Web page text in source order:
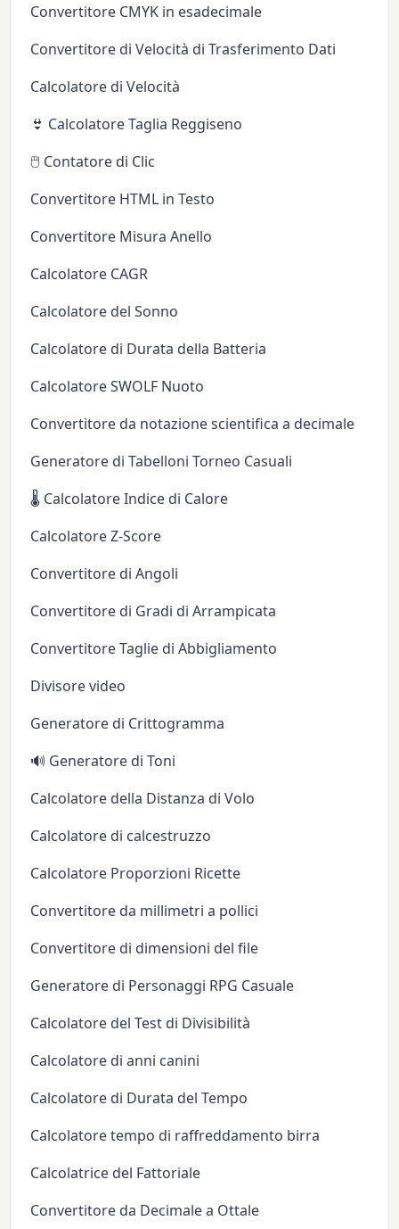
Convertitore CMYK in esadecimale
Convertitore di Velocità di Trasferimento Dati
Calcolatore di Velocità
👙 Calcolatore Taglia Reggiseno
🖱️ Contatore di Clic
Convertitore HTML in Testo
Convertitore Misura Anello
Calcolatore CAGR
Calcolatore del Sonno
Calcolatore di Durata della Batteria
Calcolatore SWOLF Nuoto
Convertitore da notazione scientifica a decimale
Generatore di Tabelloni Torneo Casuali
🌡️ Calcolatore Indice di Calore
Calcolatore Z-Score
Convertitore di Angoli
Convertitore di Gradi di Arrampicata
Convertitore Taglie di Abbigliamento
Divisore video
Generatore di Crittogramma
🔊 Generatore di Toni
Calcolatore della Distanza di Volo
Calcolatore di calcestruzzo
Calcolatore Proporzioni Ricette
Convertitore da millimetri a pollici
Convertitore di dimensioni del file
Generatore di Personaggi RPG Casuale
Calcolatore del Test di Divisibilità
Calcolatore di anni canini
Calcolatore di Durata del Tempo
Calcolatore tempo di raffreddamento birra
Calcolatrice del Fattoriale
Convertitore da Decimale a Ottale